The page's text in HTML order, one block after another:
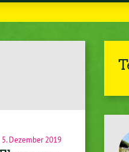
5. Dezember 2019